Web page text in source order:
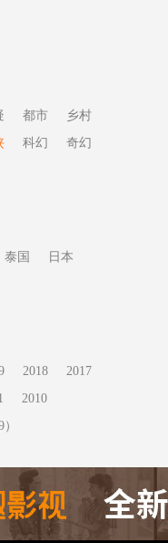
都市
乡村
科幻
奇幻
泰国
日本
2018
2017
2010